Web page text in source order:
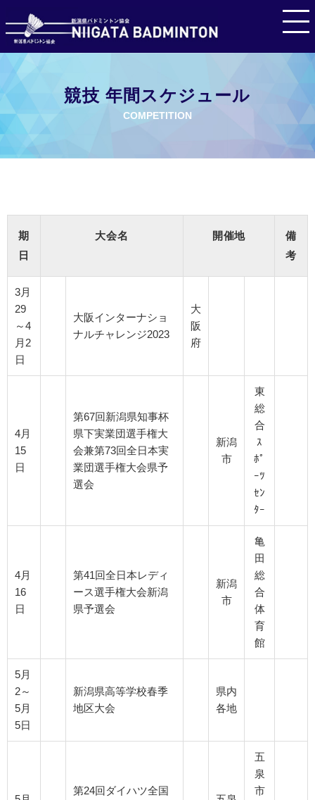
競技 年間スケジュール
COMPETITION
期
日
大会名 開催地
備
考
3月
29
～4
月2
日
大阪インターナショ
ナルチャレンジ2023
大
阪
府
4月
15
日
第67回新潟県知事杯
県下実業団選手権大
会兼第73回全日本実
業団選手権大会県予
選会
新潟
市
東
総
合
ｽ
ﾎﾟ
ｰﾂ
ｾﾝ
ﾀｰ
4月
16
日
第41回全日本レディ
ース選手権大会新潟
県予選会
新潟
市
亀
田
総
合
体
育
館
5月
2～
5月
5日
新潟県高等学校春季
地区大会
県内
各地
第24回ダイハツ全国
五
泉
市